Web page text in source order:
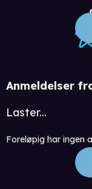
Anmeldelser
Laster...
Foreløpig har ingen